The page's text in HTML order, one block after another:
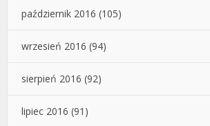
październik 2016 (105)
wrzesień 2016 (94)
sierpień 2016 (92)
lipiec 2016 (91)